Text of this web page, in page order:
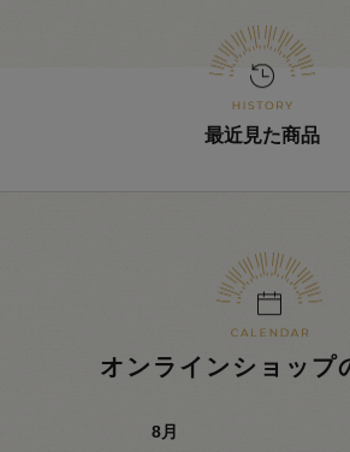
最近見た商品
オンラインショップ
8月